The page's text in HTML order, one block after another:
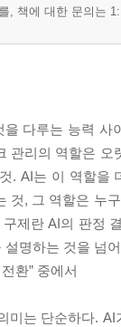
, 책에 대한 문의는
다루는 능력
관리의 역할은
. AI는 이 역할을
것, 그 역할은 누
제란 AI의 판정
설명하는 것을 넘
환” 중에서
미는 단순하다.